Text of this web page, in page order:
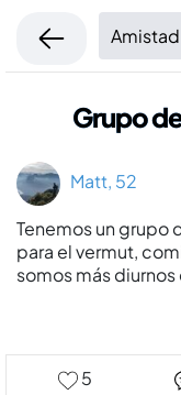
Grupo
Matt, 52
Tenemos un grupo
para el vermut,
somos más
5